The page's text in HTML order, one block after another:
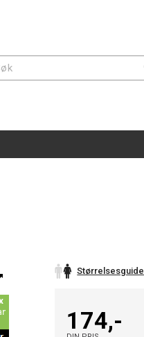
Størrelsesguide
174,-